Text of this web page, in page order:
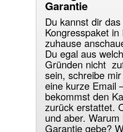
Garantie
Du kannst dir das
Kongresspaket in
zuhause
Du egal aus
Gründen nicht
sein, schreibe
eine kurze Email
bekommst den
zurück erstattet.
und aber. Warum
Garantie gebe?